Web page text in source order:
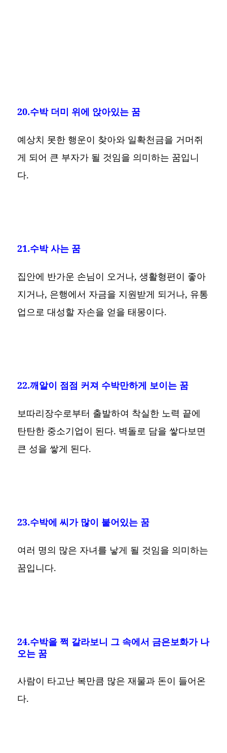
20.수박 더미 위에 앉아있는 꿈
예상치 못한 행운이 찾아와 일확천금을 거머쥐
게 되어 큰 부자가 될 것임을 의미하는 꿈입니
다.
21.수박 사는 꿈
집안에 반가운 손님이 오거나, 생활형편이 좋아
지거나, 은행에서 자금을 지원받게 되거나, 유통
업으로 대성할 자손을 얻을 태몽이다.
22.깨알이 점점 커져 수박만하게 보이는 꿈
보따리장수로부터 출발하여 착실한 노력 끝에
탄탄한 중소기업이 된다. 벽돌로 담을 쌓다보면
큰 성을 쌓게 된다.
23.수박에 씨가 많이 붙어있는 꿈
여러 명의 많은 자녀를 낳게 될 것임을 의미하는
꿈입니다.
24.수박을 쩍 갈라보니 그 속에서 금은보화가 나
오는 꿈
사람이 타고난 복만큼 많은 재물과 돈이 들어온
다.